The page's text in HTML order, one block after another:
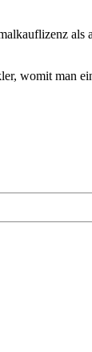
als
womit man